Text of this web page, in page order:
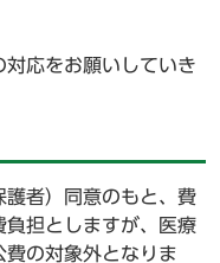
応をお願いしていき
者）同意のもと、費
負担としますが、医療
の対象外となりま